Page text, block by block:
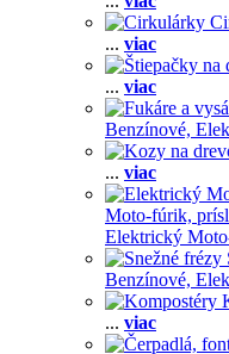
... viac
... viac
Benzínové,
... viac
Moto-fúrik,
Elektrický
Benzínové,
... viac